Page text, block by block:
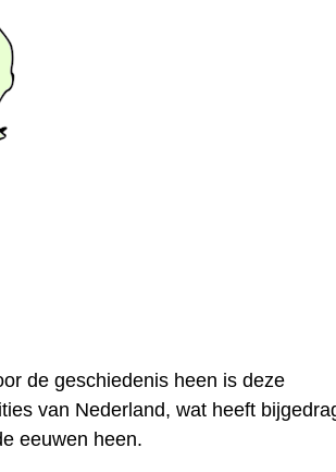
de geschiedenis heen is deze
van Nederland, wat heeft
eeuwen heen.